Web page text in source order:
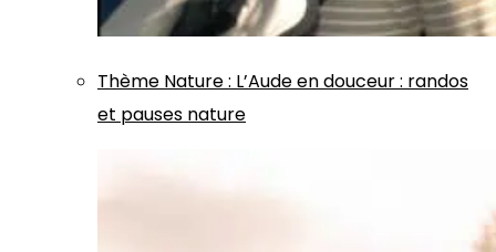
Thème Nature: L’Aude en douceur : randos
et pauses nature